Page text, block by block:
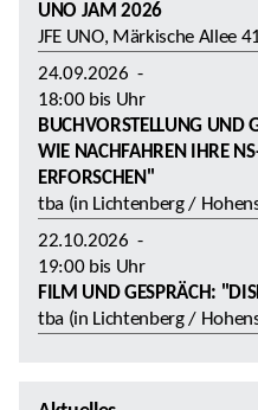
UNO JAM 2026
JFE UNO, Märkische Allee
24.09.2026 -
18:00bis Uhr
BUCHVORSTELLUNG UND
WIE NACHFAHREN IHRE
ERFORSCHEN"
tba (in Lichtenberg /
22.10.2026 -
19:00bis Uhr
FILM UND GESPRÄCH:
tba (in Lichtenberg /